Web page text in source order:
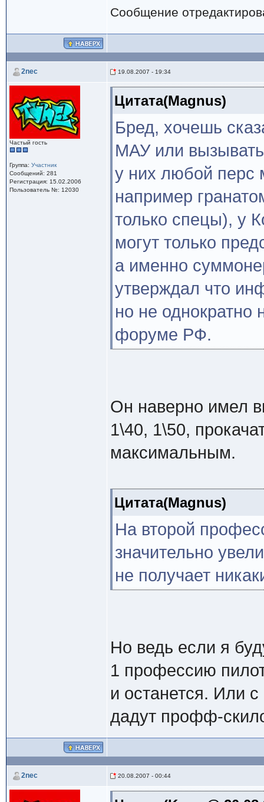
Сообщение
2nec 19.08.2007 - 19:34
Частый гость
Группа: Участник
Сообщений: 281
Регистрация: 15.02.2006
Пользователь №: 12030
Цитата(Magnus)
Бред, хочешь
МАУ или
у них любой перс
например
только спецы), у
могут только
а именно
утверждал что
но не
форуме РФ.
Он наверно имел
1\40, 1\50,
максимальным.
Цитата(Magnus)
На второй
значительно
не получает
Но ведь если я
1 профессию
и останется. Или
дадут профф-
2nec 20.08.2007 - 00:44